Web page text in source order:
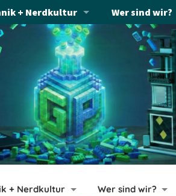
+ Nerdkultur Wer sind wir?
+ Nerdkultur Wer sind wir?